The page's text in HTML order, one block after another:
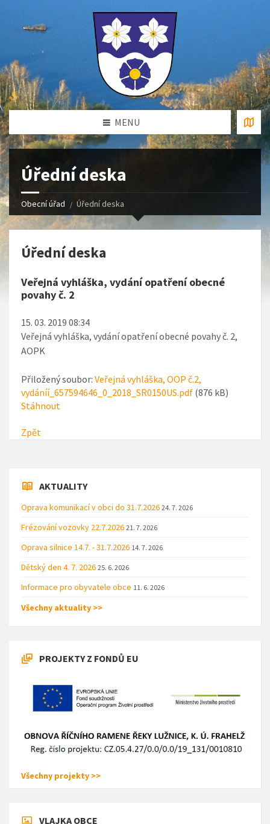
MENU
Úřední deska
Obecní úřad Úřední deska
Úřední deska
Veřejná vyhláška, vydání opatření obecné
povahy č. 2
15. 03. 2019 08:34
Veřejná vyhláška, vydání opatření obecné povahy č. 2,
AOPK
Přiložený soubor: Veřejná vyhláška, OOP č.2,
vydáníí_657594646_0_2018_SR0150US.pdf (876 kB)
Stáhnout
Zpět
AKTUALITY
Oprava komunikací v obci do 31.7.2026 24. 7. 2026
Frézování vozovky 22.7.2026 21. 7. 2026
Oprava silnice 14.7. - 31.7.2026 14. 7. 2026
Dětský den 4. 7. 2026 25. 6. 2026
Informace pro obyvatele obce 11. 6. 2026
Všechny aktuality >>
PROJEKTY Z FONDŮ EU
Všechny projekty >>
VLAJKA OBCE